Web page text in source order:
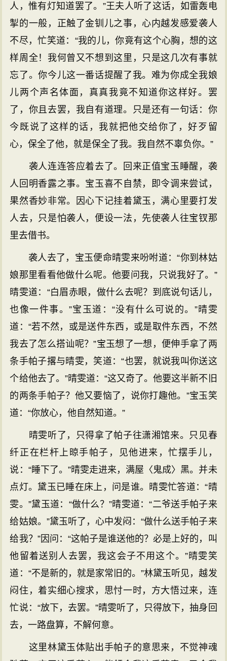
人，惟有灯知道罢了。”王夫人听了这话，如雷轰电
掣的一般，正触了金钏儿之事，心内越发感爱袭人
不尽，忙笑道：“我的儿，你竟有这个心胸，想的这
样周全！我何曾又不想到这里，只是这几次有事就
忘了。你今儿这一番话提醒了我。难为你成全我娘
儿两个声名体面，真真我竟不知道你这样好。罢
了，你且去罢，我自有道理。只是还有一句话：你
今既说了这样的话，我就把他交给你了，好歹留
心，保全了他，就是保全了我。我自然不辜负你。”
袭人连连答应着去了。回来正值宝玉睡醒，袭
人回明香露之事。宝玉喜不自禁，即令调来尝试，
果然香妙非常。因心下记挂着黛玉，满心里要打发
人去，只是怕袭人，便设一法，先使袭人往宝钗那
里去借书。
袭人去了，宝玉便命晴雯来吩咐道：“你到林姑
娘那里看看他做什么呢。他要问我，只说我好了。”
晴雯道：“白眉赤眼，做什么去呢？到底说句话儿，
也像一件事。”宝玉道：“没有什么可说的。”晴雯
道：“若不然，或是送件东西，或是取件东西，不然
我去了怎么搭讪呢？”宝玉想了一想，便伸手拿了两
条手帕子撂与晴雯，笑道：“也罢，就说我叫你送这
个给他去了。”晴雯道：“这又奇了。他要这半新不旧
的两条手帕子？他又要恼了，说你打趣他。”宝玉笑
道：“你放心，他自然知道。”
晴雯听了，只得拿了帕子往潇湘馆来。只见春
纤正在栏杆上晾手帕子，见他进来，忙摆手儿，
说：“睡下了。”晴雯走进来，满屋〈鬼成〉黑。并未
点灯。黛玉已睡在床上，问是谁。晴雯忙答道：“晴
雯。”黛玉道：“做什么？”晴雯道：“二爷送手帕子来
给姑娘。”黛玉听了，心中发闷：“做什么送手帕子来
给我？”因问：“这帕子是谁送他的？必是上好的，叫
他留着送别人去罢，我这会子不用这个。”晴雯笑
道：“不是新的，就是家常旧的。”林黛玉听见，越发
闷住，着实细心搜求，思忖一时，方大悟过来，连
忙说：“放下，去罢。”晴雯听了，只得放下，抽身回
去，一路盘算，不解何意。
这里林黛玉体贴出手帕子的意思来，不觉神魂